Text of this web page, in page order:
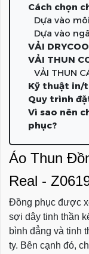
Cách chọn
Dựa vào
Dựa vào
VẢI
VẢI THUN
VẢI THUN
Kỹ thuật in/
Quy trình
Vì sao nên
phục?
Áo Thun
Real -
Đồng phục được
sợi dây tinh thần
bình đẳng và tinh
ty. Bên cạnh đó,